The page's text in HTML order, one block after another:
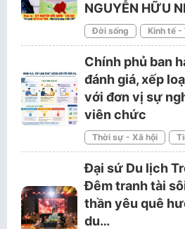
NGUYỄN HỮU
Đời sống Kinh tế -
Chính phủ ban
đánh giá, xếp
với đơn vị sự
viên chức
Thời sự - Xã hội
Đại sứ Du lịch
Đêm tranh tài
thần yêu quê
du…